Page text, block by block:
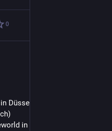
0
Düsseldorf, 28-29.03.,
in Düsseldorf statt. Dies